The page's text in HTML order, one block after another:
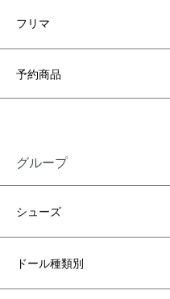
フリマ
予約商品
グループ
シューズ
ドール種類別